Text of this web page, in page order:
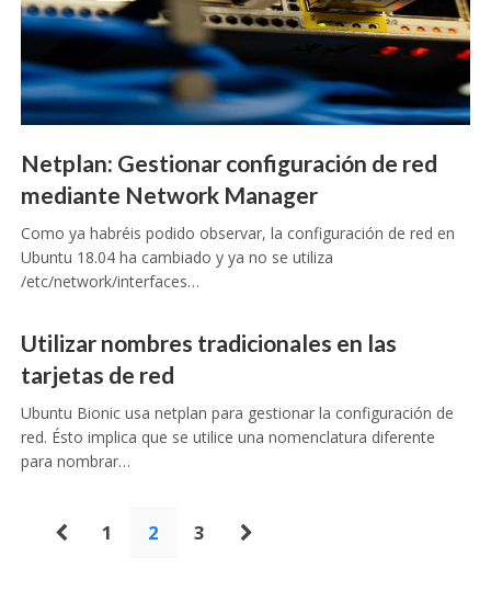
Netplan: Gestionar configuración de red
mediante Network Manager
Como ya habréis podido observar, la configuración de red en
Ubuntu 18.04 ha cambiado y ya no se utiliza
/etc/network/interfaces…
Utilizar nombres tradicionales en las
tarjetas de red
Ubuntu Bionic usa netplan para gestionar la configuración de
red. Ésto implica que se utilice una nomenclatura diferente
para nombrar…
Paginación
1 2 3